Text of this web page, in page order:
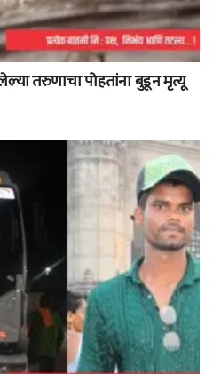
तरुणाचा पोहतांना बुडून मृत्यू